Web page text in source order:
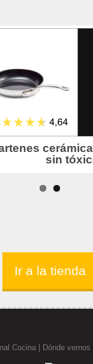
Ir a la tienda
Cocina| Dónde vernos |